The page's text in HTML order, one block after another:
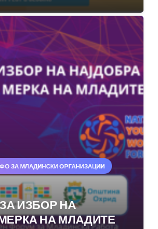
ЗА МЛАДИНСКИ ОРГАНИЗАЦИИ
ИЗБОР НА
НА МЛАДИТЕ